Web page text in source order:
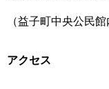
（益子町中央公民館
アクセス